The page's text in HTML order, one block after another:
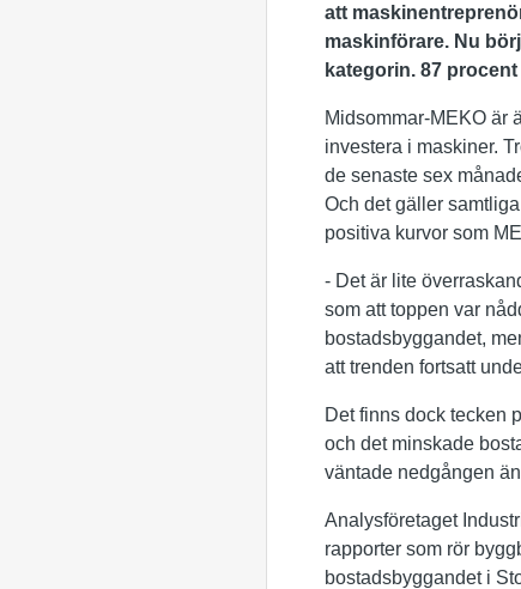
att
maskinförare. Nu
kategorin. 87
Midsommar-MEKO är
investera i maskiner.
de senaste sex
Och det gäller
positiva kurvor som
­- Det är lite
som att toppen var
bostadsbyggandet,
att trenden fortsatt
Det finns dock tecken
och det minskade
väntade nedgången
Analysföretaget
rapporter som rör
bostadsbyggandet i